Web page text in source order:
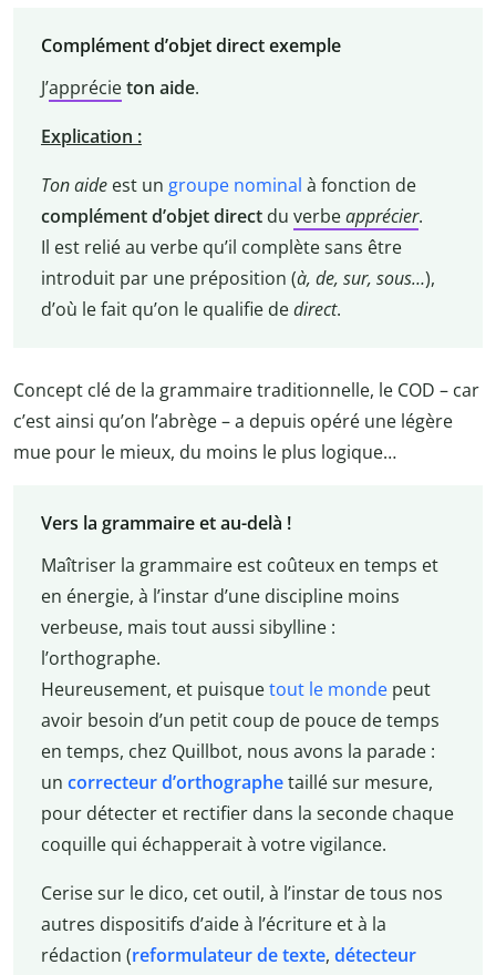
Complément d’objet direct exemple
J’apprécieton aide.
Explication :
Ton aideest un groupe nominal à fonction de
complément d’objet directdu verbeapprécier.
Il est relié au verbe qu’il complète sans être
introduit par une préposition (à, de, sur, sous…),
d’où le fait qu’on le qualifie dedirect.
Concept clé de la grammaire traditionnelle, le COD – car
c’est ainsi qu’on l’abrège – a depuis opéré une légère
mue pour le mieux, du moins le plus logique…
Vers la grammaire et au-delà !
Maîtriser la grammaire est coûteux en temps et
en énergie, à l’instar d’une discipline moins
verbeuse, mais tout aussi sibylline :
l’orthographe.
Heureusement, et puisquetout le mondepeut
avoir besoin d’un petit coup de pouce de temps
en temps, chez Quillbot, nous avons la parade :
un correcteur d’orthographetaillé sur mesure,
pour détecter et rectifier dans la seconde chaque
coquille qui échapperait à votre vigilance.
Cerise sur le dico, cet outil, à l’instar de tous nos
autres dispositifs d’aide à l’écriture et à la
rédaction (reformulateur de texte, détecteur